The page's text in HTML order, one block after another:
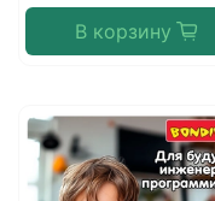
В корзину